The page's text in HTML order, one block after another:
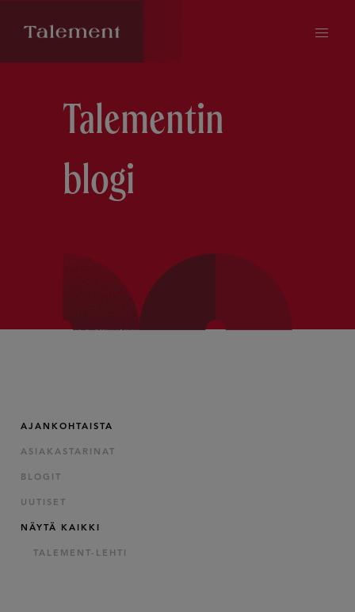
Talementin
blogi
AJANKOHTAISTA
ASIAKASTARINAT
BLOGIT
UUTISET
NÄYTÄ KAIKKI
TALEMENT-LEHTI